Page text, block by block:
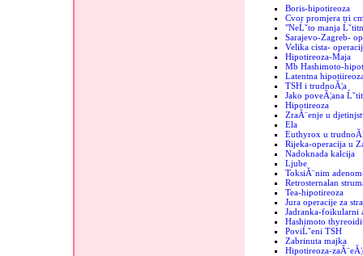
Boris-hipotireoza
Cvor promjera tri
"NeĹˇto manja
Sarajevo-Zagreb-
Velika cista-
Hipotireoza-Maja
Mb Hashimoto-
Latentna
TSH i trudnoĂ¦a
Jako poveĂ¦ana
Hipotireoza
ZraĂ¨enje u
Ela
Euthyrox u
Rijeka-operacija u
Nadoknada kalcija
Ljube
ToksiĂ¨nim
Retrosternalan
Tea-hipotireoza
Jura operacije za
Jadranka-foikularni
Hashimoto
PoviĹˇeni TSH
Zabrinuta majka
Hipotireoza-